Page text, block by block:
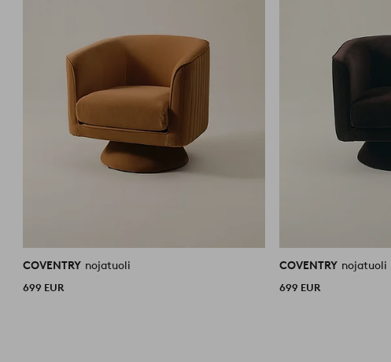
COVENTRY nojatuoli
699 EUR
COVENTRY nojatuoli
699 EUR